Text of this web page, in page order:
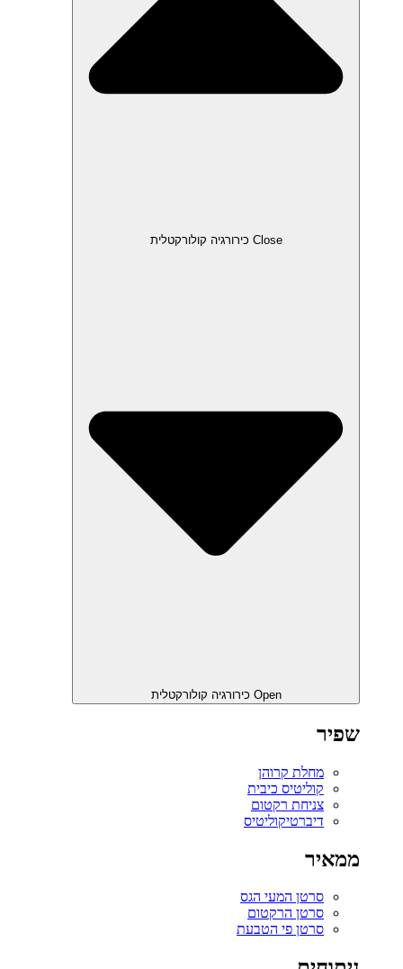
Close כירורגיה קולורקטלית
Open כירורגיה קולורקטלית
שפיר
מחלת קרוהן
קוליטיס כיבית
צניחת רקטום
דיברטיקוליטיס
ממאיר
סרטן המעי הגס
סרטן הרקטום
סרטן פי הטבעת